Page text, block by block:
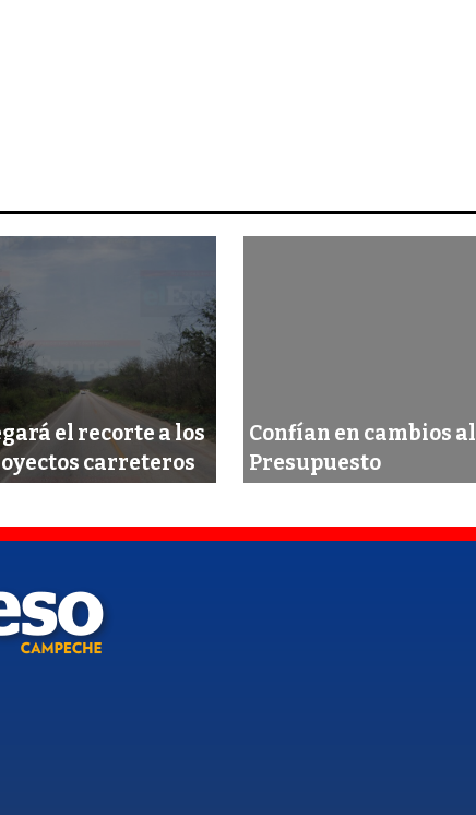
el recorte a los
carreteros
Confían en cambios al
Presupuesto